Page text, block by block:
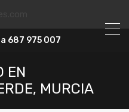
687 975 007
EN
MURCIA